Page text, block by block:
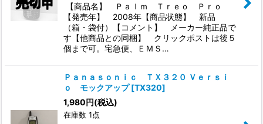
【商品名】 Ｐａｌｍ Ｔｒｅｏ Ｐｒｏ
【発売年】 2008年【商品状態】 新品
（箱・袋付）【コメント】 メーカー純正品で
す【他商品との同梱】 クリックポストは後５
個まで可。宅急便、ＥＭＳ…
Ｐａｎａｓｏｎｉｃ ＴＸ３２０ Ｖｅｒｓｉ
ｏ モックアップ [TX320]
1,980円(税込)
在庫数 1点